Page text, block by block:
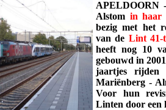
Alstom in haar
bezig met het
van de Lint 41-
heeft nog 10
gebouwd in
jaartjes rijden
Mariënberg -
Voor hun
Linten door een